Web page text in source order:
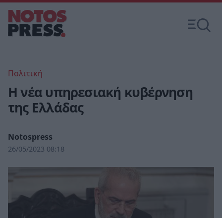
Πολιτική
Η νέα υπηρεσιακή κυβέρνηση
της Ελλάδας
Notospress
26/05/2023 08:18